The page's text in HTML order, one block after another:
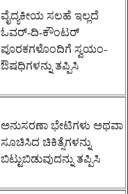
ವೈದ್ಯಕೀಯ ಸಲಹೆ ಇಲ್ಲದೆ
ಓವರ್-ದಿ-ಕೌಂಟರ್
ಪೂರಕಗಳೊಂದಿಗೆ ಸ್ವಯಂ-
ಔಷಧಿಗಳನ್ನು ತಪ್ಪಿಸಿ
ಅನುಸರಣಾ ಭೇಟಿಗಳು ಅಥವಾ
ಸೂಚಿಸಿದ ಚಿಕಿತ್ಸೆಗಳನ್ನು
ಬಿಟ್ಟುಬಿಡುವುದನ್ನು ತಪ್ಪಿಸಿ